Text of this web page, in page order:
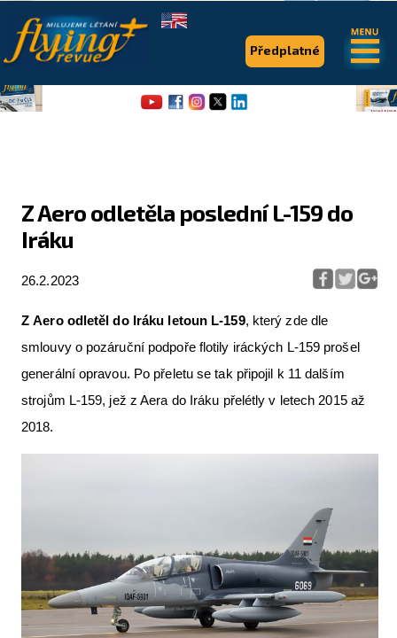
Z Aero odletěla poslední L-159 do
Iráku
26.2.2023
Z Aero odletěl do Iráku letoun L-159, který zde dle
smlouvy o pozáruční podpoře flotily iráckých L-159 prošel
generální opravou. Po přeletu se tak připojil k 11 dalším
strojům L-159, jež z Aera do Iráku přelétly v letech 2015 až
2018.
Předplatné
.
Pro piloty
Série & speciály
Aktuální FR + archiv
The SAFE Guide app
Nabídky práce v letectví
Inzerujte s námi